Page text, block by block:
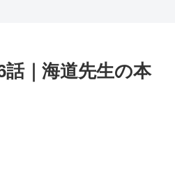
｜海道先生の本